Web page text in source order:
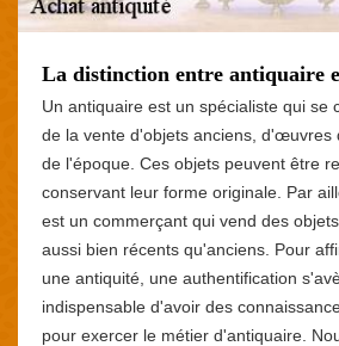
La distinction entre antiquaire
Un antiquaire est un spécialiste qui se
de la vente d'objets anciens, d'œuvres
de l'époque. Ces objets peuvent être
conservant leur forme originale. Par
est un commerçant qui vend des
aussi bien récents qu'anciens. Pour
une antiquité, une authentification
indispensable d'avoir des
pour exercer le métier d'antiquaire.